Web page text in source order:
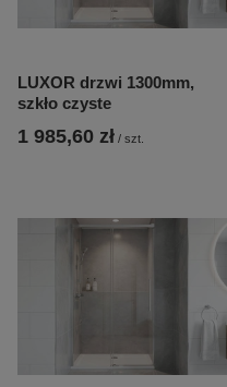
LUXOR drzwi 1300mm,
szkło czyste
1 985,60 zł / szt.